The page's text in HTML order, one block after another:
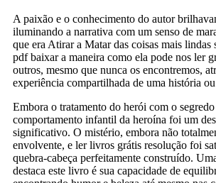
A paixão e o conhecimento do autor
iluminando a narrativa com um senso de
que era Atirar a Matar das coisas mais
pdf baixar a maneira como ela pode nos ler
outros, mesmo que nunca os encontremos,
experiência compartilhada de uma história
Embora o tratamento do herói com o
comportamento infantil da heroína foi um
significativo. O mistério, embora não
envolvente, e ler livros grátis resolução foi
quebra-cabeça perfeitamente construído.
destaca este livro é sua capacidade de